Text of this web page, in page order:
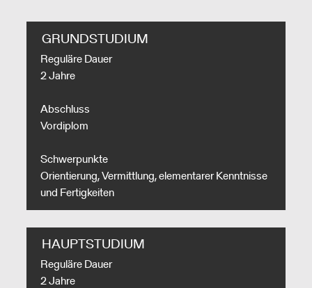
GRUNDSTUDIUM
Reguläre Dauer
2 Jahre
Abschluss
Vordiplom
Schwerpunkte
Orientierung, Vermittlung, elementarer Kenntnisse
und Fertigkeiten
HAUPTSTUDIUM
Reguläre Dauer
2 Jahre